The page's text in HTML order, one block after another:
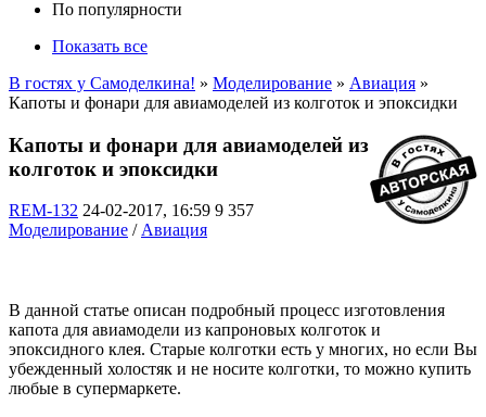
По популярности
Показать все
В гостях у Самоделкина! » Моделирование » Авиация »
Капоты и фонари для авиамоделей из колготок и эпоксидки
Капоты и фонари для авиамоделей из
колготок и эпоксидки
REM-132 24-02-2017, 16:59 9 357
Моделирование /Авиация
В данной статье описан подробный процесс изготовления
капота для авиамодели из капроновых колготок и
эпоксидного клея. Старые колготки есть у многих, но если Вы
убежденный холостяк и не носите колготки, то можно купить
любые в супермаркете.